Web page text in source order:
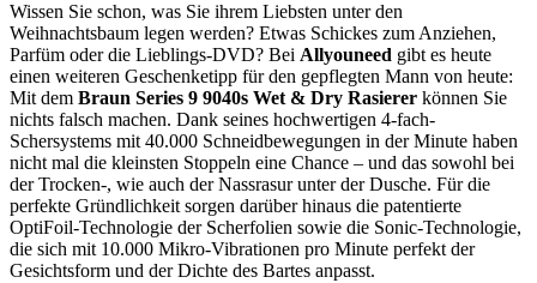
Wissen Sie schon, was Sie ihrem Liebsten unter den
Weihnachtsbaum legen werden? Etwas Schickes zum Anziehen,
Parfüm oder die Lieblings-DVD? Bei Allyouneed gibt es heute
einen weiteren Geschenketipp für den gepflegten Mann von heute:
Mit dem Braun Series 9 9040s Wet & Dry Rasierer können Sie
nichts falsch machen. Dank seines hochwertigen 4-fach-
Schersystems mit 40.000 Schneidbewegungen in der Minute haben
nicht mal die kleinsten Stoppeln eine Chance – und das sowohl bei
der Trocken-, wie auch der Nassrasur unter der Dusche. Für die
perfekte Gründlichkeit sorgen darüber hinaus die patentierte
OptiFoil-Technologie der Scherfolien sowie die Sonic-Technologie,
die sich mit 10.000 Mikro-Vibrationen pro Minute perfekt der
Gesichtsform und der Dichte des Bartes anpasst.